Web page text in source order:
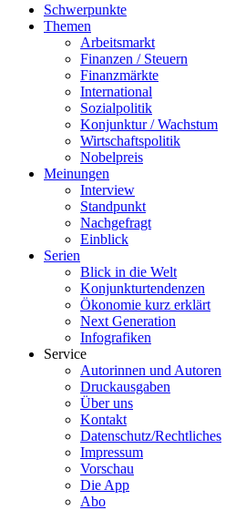
Schwerpunkte
Themen
Arbeitsmarkt
Finanzen / Steuern
Finanzmärkte
International
Sozialpolitik
Konjunktur / Wachstum
Wirtschaftspolitik
Nobelpreis
Meinungen
Interview
Standpunkt
Nachgefragt
Einblick
Serien
Blick in die Welt
Konjunkturtendenzen
Ökonomie kurz erklärt
Next Generation
Infografiken
Service
Autorinnen und Autoren
Druckausgaben
Über uns
Kontakt
Datenschutz/Rechtliches
Impressum
Vorschau
Die App
Abo